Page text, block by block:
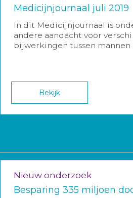
Medicijnjournaal juli 2019
In dit Medicijnjournaal is
andere aandacht voor
bijwerkingen tussen mannen
Bekijk
Nieuw onderzoek
Besparing 335 miljoen